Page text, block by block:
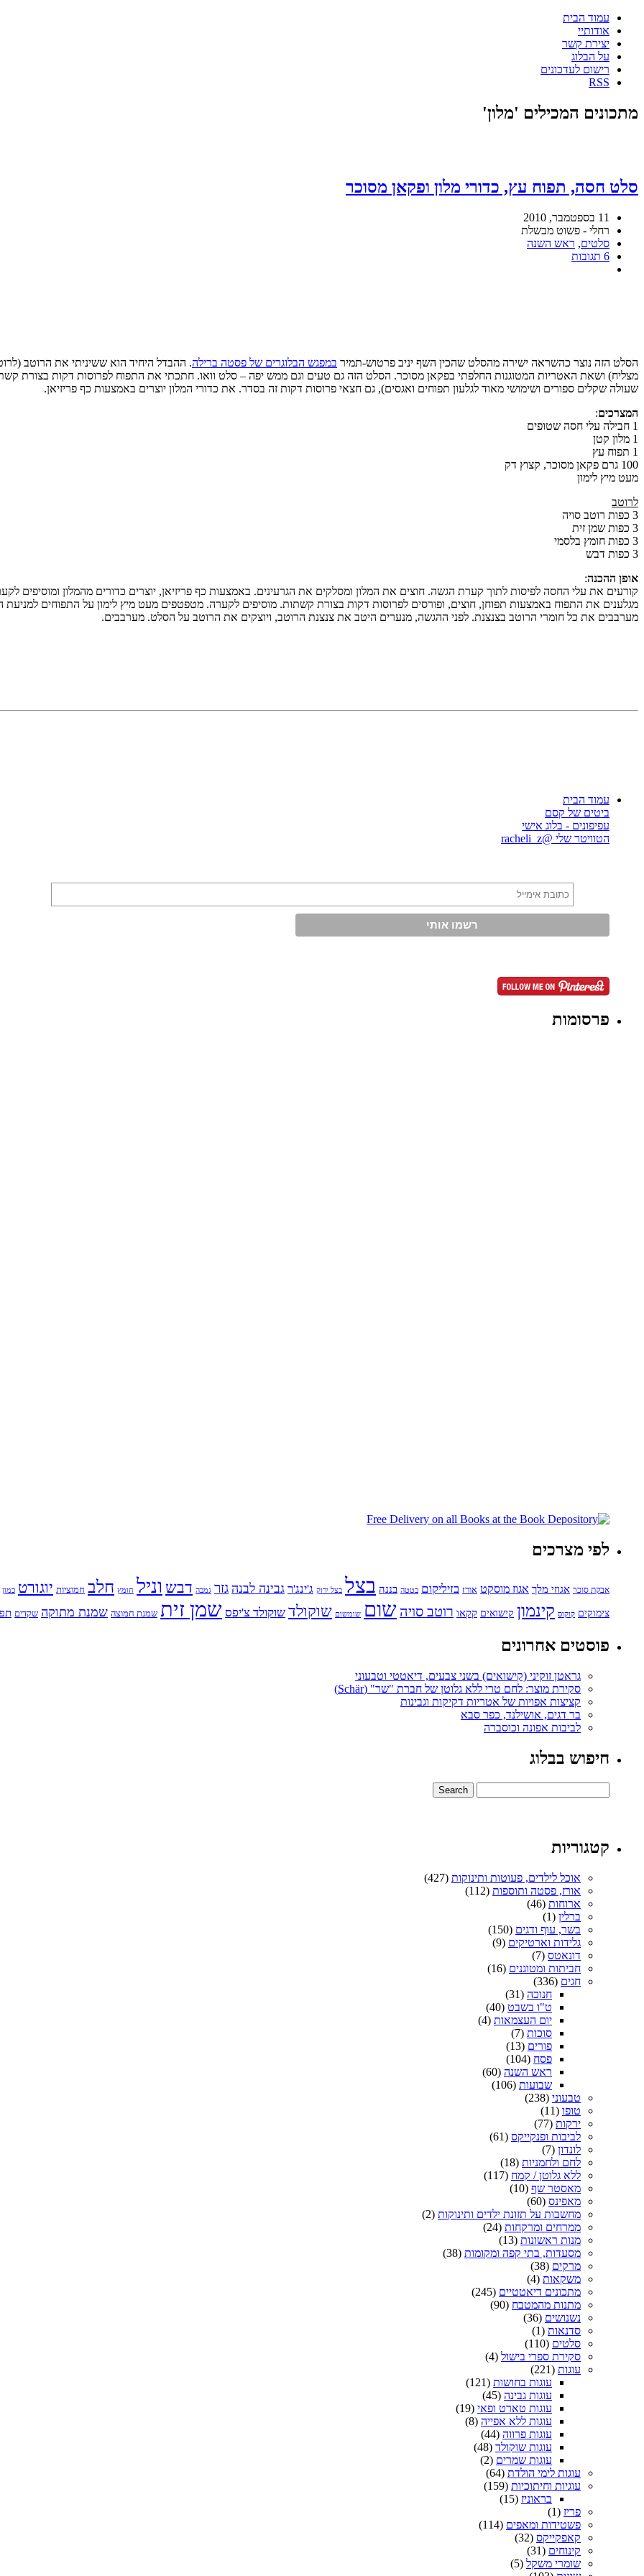
עמוד הבית
אודותיי
יצירת קשר
על הבלוג
רישום לעדכונים
RSS
מתכונים המכילים 'מלון'
סלט חסה, תפוח עץ, כדורי מלון ופקאן מסוכר
11 בספטמבר, 2010
רחלי - פשוט מבשלת
סלטים, ראש השנה
6 תגובות
הסלט הזה נוצר כהשראה ישירה מהסלט שהכין השף יניב פרטוש-תמיר במפגש הבלוגרים של פסטה ברילה. ההבדל היחיד הוא ששיניתי את הרוטב
מצליח) ושאת האטריות המטוגנות החלפתי בפקאן מסוכר. הסלט הזה גם טעים וגם ממש יפה – סלט וואו. חתכתי את התפוח לפרוסות דקות בצורת
שעולה שקלים ספורים ושימושי מאוד לגלעון תפוחים ואגסים), גם חצאי פרוסות דקות זה בסדר. את כדורי המלון יוצרים באמצעות כף פריזיאן.
המצרכים:
1 חבילה עלי חסה שטופים
1 מלון קטן
1 תפוח עץ
100 גרם פקאן מסוכר, קצוץ דק
מעט מיץ לימון
לרוטב
3 כפות רוטב סויה
3 כפות שמן זית
3 כפות חומץ בלסמי
3 כפות דבש
אופן ההכנה:
קורעים את עלי החסה לפיסות לתוך קערת הגשה. חוצים את המלון ומסלקים את הגרעינים. באמצעות כף פריזיאן, יוצרים כדורים מהמלון ומוסיפים
מגלענים את התפוח באמצעות תפוחן, חוצים, ופורסים לפרוסות דקות בצורת קשתות. מוסיפים לקערה. מטפטפים מעט מיץ לימון על התפוחים
מערבבים את כל חומרי הרוטב בצנצנת. לפני ההגשה, מנערים היטב את צנצנת הרוטב, ויוצקים את הרוטב על הסלט. מערבבים.
עמוד הבית
ביטים של קסם
עפיפונים - בלוג אישי
הטוויטר שלי @racheli_z
פרסומות
לפי מצרכים
אבקת סוכר אגוזי מלך אגוז מוסקט אורז בזיליקום בטטה בננה בצל בצל ירוק ג'ינג'ר גבינה לבנה גזר גמבה דבש וניל חומץ חלב חמוציות יוגורט כמון
צימוקים קוקוס קינמון קישואים קקאו רוטב סויה שום שומשום שוקולד שוקולד צ'יפס שמן זית שמנת חמוצה שמנת מתוקה שקדים
פוסטים אחרונים
גראטן זוקיני (קישואים) בשני צבעים, דיאטטי וטבעוני
סקירת מוצר: לחם טרי ללא גלוטן של חברת "שר" (Schär)
קציצות אפויות של אטריות דקיקות וגבינות
בר דגים, אושילנד, כפר סבא
לביבות אפונה וכוסברה
חיפוש בבלוג
קטגוריות
אוכל לילדים, פעוטות ותינוקות (427)
אורז, פסטה ותוספות (112)
ארוחות (46)
ברלין (1)
בשר, עוף ודגים (150)
גלידות וארטיקים (9)
דונאטס (7)
חביתות ומטוגנים (16)
חגים (336)
חנוכה (31)
ט"ו בשבט (40)
יום העצמאות (4)
סוכות (7)
פורים (13)
פסח (104)
ראש השנה (60)
שבועות (106)
טבעוני (238)
טופו (11)
ירקות (77)
לביבות ופנקייקס (61)
לונדון (7)
לחם ולחמניות (18)
ללא גלוטן / קמח (117)
מאסטר שף (10)
מאפינס (60)
מחשבות על תזונת ילדים ותינוקות (2)
ממרחים ומרקחות (24)
מנות ראשונות (13)
מסעדות, בתי קפה ומקומות (38)
מרקים (38)
משקאות (4)
מתכונים דיאטטיים (245)
מתנות מהמטבח (90)
נשנושים (36)
סדנאות (1)
סלטים (110)
סקירת ספרי בישול (4)
עוגות (221)
עוגות בחושות (121)
עוגות גבינה (45)
עוגות טארט ופאי (19)
עוגות ללא אפייה (8)
עוגות פרווה (44)
עוגות שוקולד (48)
עוגות שמרים (2)
עוגות לימי הולדת (64)
עוגיות וחיתוכיות (159)
בראוניז (15)
פריז (1)
פשטידות ומאפים (114)
קאפקייקס (32)
קינוחים (31)
שומרי משקל (5)